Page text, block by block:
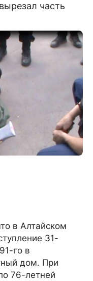
часть
в Алтайском
31-
го в
дом. При
76-летней